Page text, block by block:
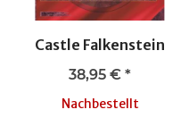
Castle Falkenstein
38,95 € *
Nachbestellt